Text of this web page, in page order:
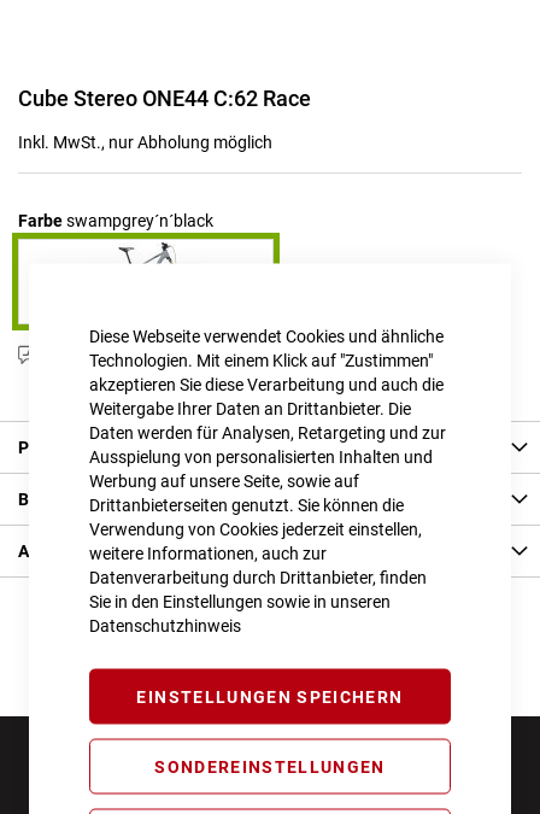
Diese Webseite verwendet Cookies und ähnliche
Technologien. Mit einem Klick auf "Zustimmen"
akzeptieren Sie diese Verarbeitung und auch die
Weitergabe Ihrer Daten an Drittanbieter. Die
Daten werden für Analysen, Retargeting und zur
Ausspielung von personalisierten Inhalten und
Werbung auf unsere Seite, sowie auf
Drittanbieterseiten genutzt. Sie können die
Verwendung von Cookies jederzeit einstellen,
weitere Informationen, auch zur
Datenverarbeitung durch Drittanbieter, finden
Sie in den Einstellungen sowie in unseren
Datenschutzhinweis
EINSTELLUNGEN SPEICHERN
SONDEREINSTELLUNGEN
Zum
der
Cube Stereo ONE44 C:62 Race
Inkl. MwSt., nur Abholung möglich
Farbeswampgrey´n´black
Produktanfrage stellen
Produkt Details
Bewertungen
Angaben zur Produktsicherheit